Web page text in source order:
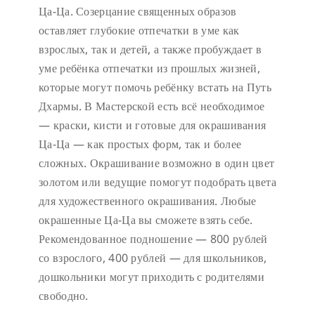
Ца-Ца. Созерцание священных образов
оставляет глубокие отпечатки в уме как
взрослых, так и детей, а также пробуждает в
уме ребёнка отпечатки из прошлых жизней,
которые могут помочь ребёнку встать на Путь
Дхармы. В Мастерской есть всё необходимое
— краски, кисти и готовые для окрашивания
Ца-Ца — как простых форм, так и более
сложных. Окрашивание возможно в один цвет
золотом или ведущие помогут подобрать цвета
для художественного окрашивания. Любые
окрашенные Ца-Ца вы сможете взять себе.
Рекомендованное подношение — 800 рублей
со взрослого, 400 рублей — для школьников,
дошкольники могут приходить с родителями
свободно.